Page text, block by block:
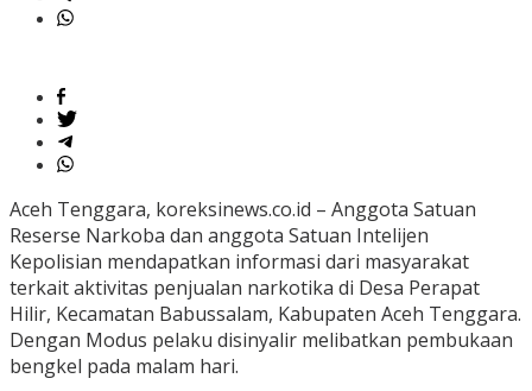
Aceh Tenggara, koreksinews.co.id – Anggota Satuan
Reserse Narkoba dan anggota Satuan Intelijen
Kepolisian mendapatkan informasi dari masyarakat
terkait aktivitas penjualan narkotika di Desa Perapat
Hilir, Kecamatan Babussalam, Kabupaten Aceh Tenggara.
Dengan Modus pelaku disinyalir melibatkan pembukaan
bengkel pada malam hari.